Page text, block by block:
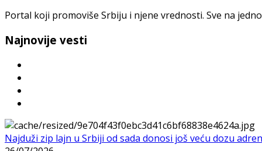
Portal koji promoviše Srbiju i njene vrednosti. Sve na
Najnovije vesti
Najduži zip lajn u Srbiji od sada donosi još veću dozu